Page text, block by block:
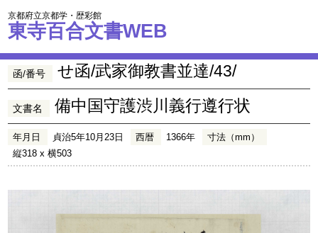
京都府立京都学・歴彩館
東寺百合文書WEB
函/番号 せ函/武家御教書並達/43/
文書名 備中国守護渋川義行遵行状
年月日 貞治5年10月23日 西暦 1366年
寸法（mm）
縦318 x 横503